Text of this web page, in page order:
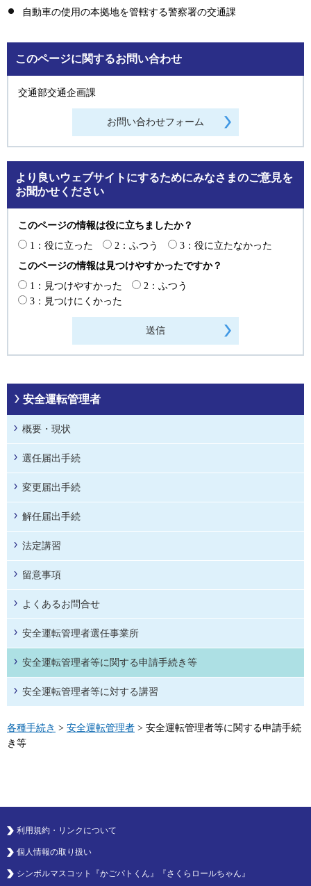
自動車の使用の本拠地を管轄する警察署の交通課
このページに関するお問い合わせ
交通部交通企画課
より良いウェブサイトにするためにみなさまのご意見を
お聞かせください
このページの情報は役に立ちましたか？
1：役に立った
2：ふつう
3：役に立たなかった
このページの情報は見つけやすかったですか？
1：見つけやすかった
2：ふつう
3：見つけにくかった
安全運転管理者
概要・現状
選任届出手続
変更届出手続
解任届出手続
法定講習
留意事項
よくあるお問合せ
安全運転管理者選任事業所
安全運転管理者等に関する申請手続き等
安全運転管理者等に対する講習
各種手続き > 安全運転管理者 > 安全運転管理者等に関する申請手続
き等
利用規約・リンクについて
個人情報の取り扱い
シンボルマスコット『かごパトくん』『さくらロールちゃん』